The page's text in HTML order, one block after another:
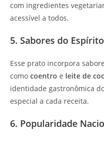
com ingredientes
acessível a todos.
5. Sabores do
Esse prato incorpora
como coentro e leite de
identidade gastronômica
especial a cada receita.
6. Popularidade